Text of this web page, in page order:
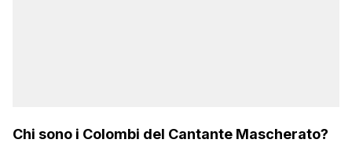
Chi sono i Colombi del Cantante Mascherato?